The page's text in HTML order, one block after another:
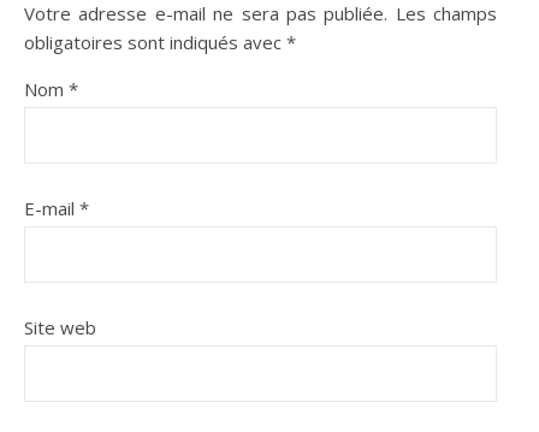
Votre adresse e-mail ne sera pas publiée. Les champs
obligatoires sont indiqués avec *
Nom *
E-mail *
Site web